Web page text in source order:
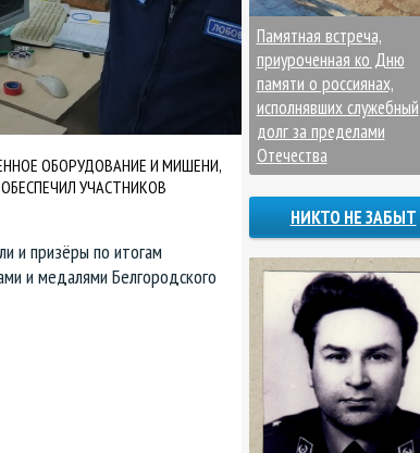
ОБОРУДОВАНИЕ И МИШЕНИ,
УЧАСТНИКОВ
и призёры по итогам
и медалями Белгородского
Памятная встреча,
приуроченная ко Дню
памяти о россиянах,
исполнявших служебный
долг за пределами
Отечества
НИКТО НЕ ЗАБЫТ